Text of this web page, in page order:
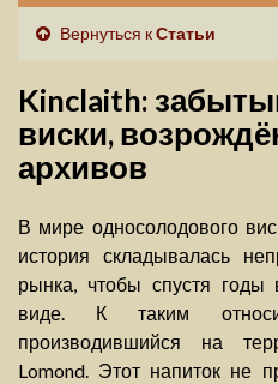
Вернуться кСтатьи
Kinclaith:
виски,
архивов
В мире односолодового
история складывалась
рынка, чтобы спустя годы
виде. К таким
производившийся на
Lomond. Этот напиток не